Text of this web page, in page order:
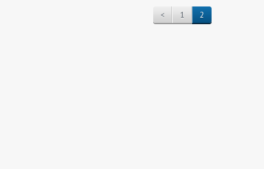
< 1 2